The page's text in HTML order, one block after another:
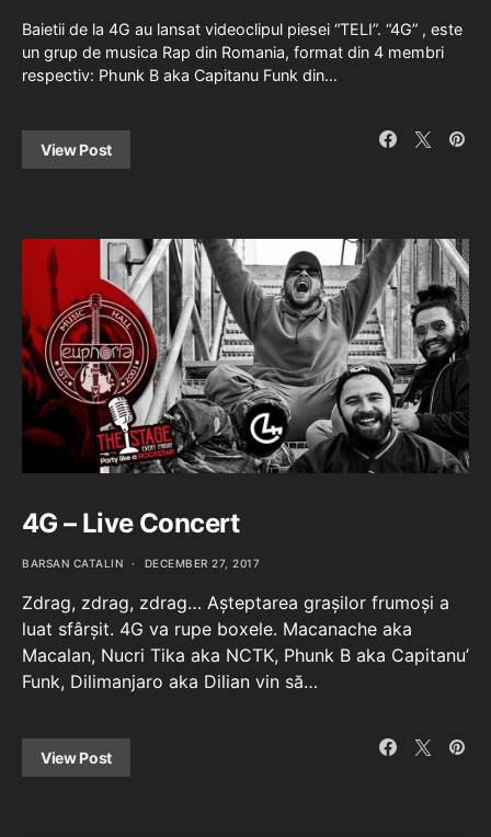
Baietii de la 4G au lansat videoclipul piesei “TELI”. “4G” , este
un grup de musica Rap din Romania, format din 4 membri
respectiv: Phunk B aka Capitanu Funk din…
View Post
4G – Live Concert
BARSAN CATALIN DECEMBER 27, 2017
Zdrag, zdrag, zdrag… Așteptarea grașilor frumoși a
luat sfârșit. 4G va rupe boxele. Macanache aka
Macalan, Nucri Tika aka NCTK, Phunk B aka Capitanu’
Funk, Dilimanjaro aka Dilian vin să…
View Post